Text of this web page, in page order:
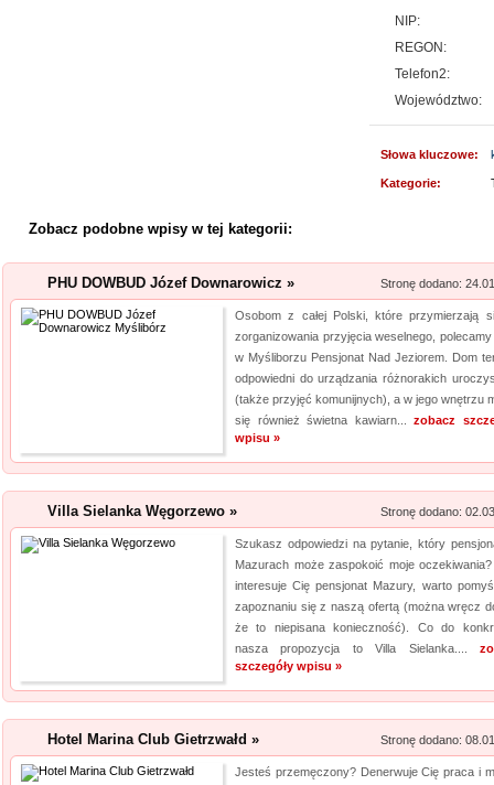
Oferujemy zgłaszającym się
archiwizacyjne. Dzięki nam
Archiwizacja dokumentów
informacji jest naszym
jakim jest ...
aparaturę oraz wiedzę, by
elektro...
Aermec serwis
Jesteśmy firmą oferującą
Kalendarz
Szukasz przykuwających
mysz? Niezwłocznie
myszki dla graczy, a jeżeli
mysz, również ją u nas
jakośc...
Lema24.pl -
Sklep lema24. pl funkcjonuje
NIP:
REGON:
Telefon2:
Województwo:
Słowa kluczowe:
Kategorie:
Zobacz podobne wpisy w tej kategorii:
PHU DOWBUD Józef Downarowicz » Stronę dodano:
Osobom z całej Polski, które przymierzają
zorganizowania przyjęcia weselnego,
w Myśliborzu Pensjonat Nad Jeziorem. Dom
odpowiedni do urządzania różnorakich
(także przyjęć komunijnych), a w jego wnętrzu
się również świetna kawiarn...zobacz
wpisu »
Villa Sielanka Węgorzewo » Stronę dodano:
Szukasz odpowiedzi na pytanie, który
Mazurach może zaspokoić moje
interesuje Cię pensjonat Mazury, warto
zapoznaniu się z naszą ofertą (można wręcz
że to niepisana konieczność). Co do
nasza propozycja to Villa Sielanka....
szczegóły wpisu »
Hotel Marina Club Gietrzwałd » Stronę dodano:
Jesteś przemęczony? Denerwuje Cię praca i